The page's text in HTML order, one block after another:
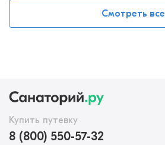
Смотреть все
Купить путевку
8 (800) 550-57-32